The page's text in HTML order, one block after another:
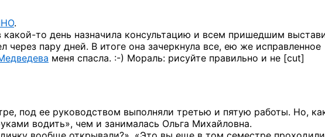
.
какой-то день назначила консультацию и всем пришедшим
через пару дней. В итоге она зачеркнула все, ею же исправленное
меня спасла. :-) Мораль: рисуйте правильно и не [cut]
под ее руководством выполняли третью и пятую работы. Но,
водить», чем и занималась Ольга Михайловна.